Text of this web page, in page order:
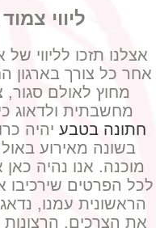
ליווי
אצלנו תזכו לליווי
אחר כל צורך בארגון
מחוץ לאולם סגור,
מחשבתית ולדאוג
חתונה בטבע יהיה
בשונה מאירוע
מוכנה. אנו נהיה
לכל הפרטים
הראשונית עמנו,
את הצרכים,